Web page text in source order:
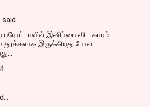
said…
பரோட்டாவில் இனிப்பை விட காரம்
இருக்கிறது போல